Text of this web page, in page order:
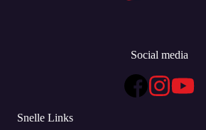
Social media
Snelle Links